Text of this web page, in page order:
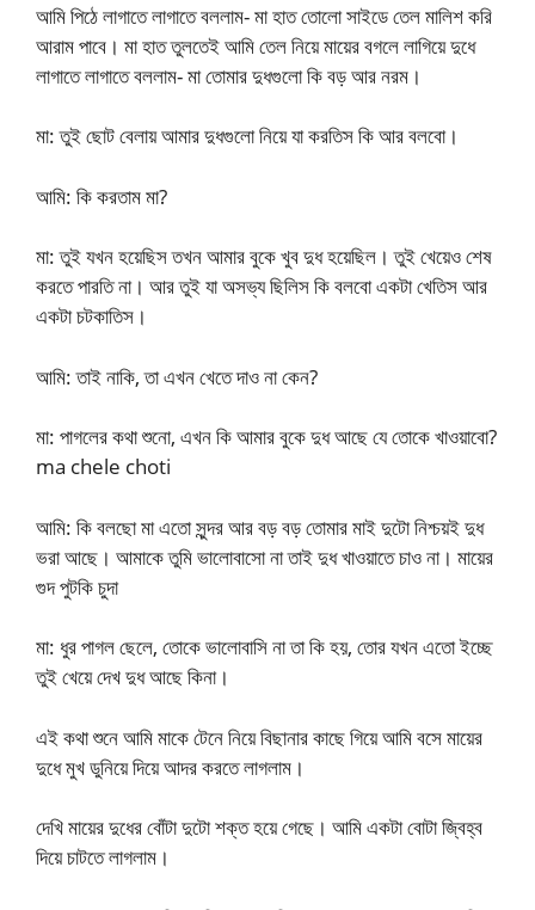
আমি পিঠে লাগাতে লাগাতে বললাম- মা হাত তোলো সাইডে তেল মালিশ করি
আরাম পাবে। মা হাত তুলতেই আমি তেল নিয়ে মায়ের বগলে লাগিয়ে দুধে
লাগাতে লাগাতে বললাম- মা তোমার দুধগুলো কি বড় আর নরম।
মা: তুই ছোট বেলায় আমার দুধগুলো নিয়ে যা করতিস কি আর বলবো।
আমি: কি করতাম মা?
মা: তুই যখন হয়েছিস তখন আমার বুকে খুব দুধ হয়েছিল। তুই খেয়েও শেষ
করতে পারতি না। আর তুই যা অসভ্য ছিলিস কি বলবো একটা খেতিস আর
একটা চটকাতিস।
আমি: তাই নাকি, তা এখন খেতে দাও না কেন?
মা: পাগলের কথা শুনো, এখন কি আমার বুকে দুধ আছে যে তোকে খাওয়াবো?
ma chele choti
আমি: কি বলছো মা এতো সুন্দর আর বড় বড় তোমার মাই দুটো নিশ্চয়ই দুধ
ভরা আছে। আমাকে তুমি ভালোবাসো না তাই দুধ খাওয়াতে চাও না। মায়ের
গুদ পুটকি চুদা
মা: ধুর পাগল ছেলে, তোকে ভালোবাসি না তা কি হয়, তোর যখন এতো ইচ্ছে
তুই খেয়ে দেখ দুধ আছে কিনা।
এই কথা শুনে আমি মাকে টেনে নিয়ে বিছানার কাছে গিয়ে আমি বসে মায়ের
দুধে মুখ ডুনিয়ে দিয়ে আদর করতে লাগলাম।
দেখি মায়ের দুধের বোঁটা দুটো শক্ত হয়ে গেছে। আমি একটা বোটা জ্বিহ্ব
দিয়ে চাটতে লাগলাম।